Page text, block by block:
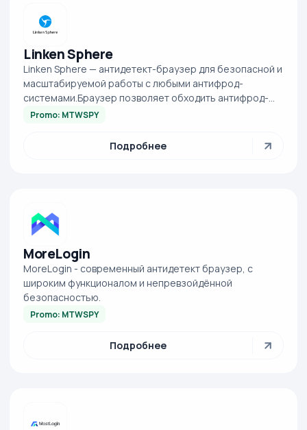
Linken Sphere
Linken Sphere — антидетект-браузер для безопасной и
масштабируемой работы с любыми антифрод-
системами.Браузер позволяет обходить антифрод-
системы и создавать уникальные цифровые отпечат...
Promo: MTWSPY
Подробнее
MoreLogin
MoreLogin - современный антидетект браузер, с
широким функционалом и непревзойдённой
безопасностью.
Promo: MTWSPY
Подробнее